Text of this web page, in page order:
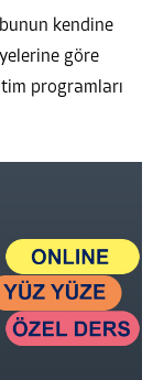
kendine
göre
programları